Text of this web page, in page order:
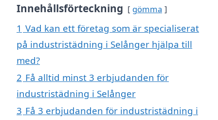
Innehållsförteckning gömma
1 Vad kan ett företag som är specialiserat
på industristädning i Selånger hjälpa till
med?
2 Få alltid minst 3 erbjudanden för
industristädning i Selånger
3 Få 3 erbjudanden för industristädning i